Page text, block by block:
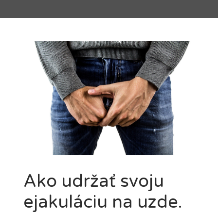
Ako udržať svoju
ejakuláciu na uzde.